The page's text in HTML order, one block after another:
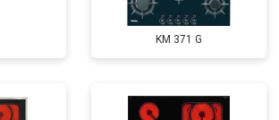
KM 371 G